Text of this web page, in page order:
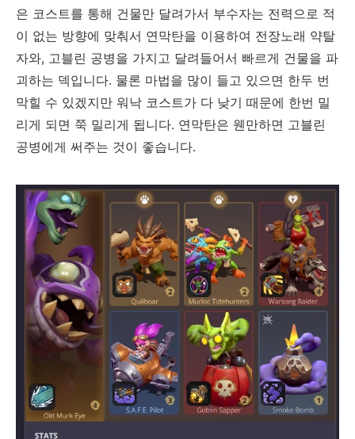
은 코스트를 통해 건물만 달려가서 부수자는 전력으로 적
이 없는 방향에 맞춰서 연막탄을 이용하여 전장노래 약탈
자와, 고블린 공병을 가지고 달려들어서 빠르게 건물을 파
괴하는 덱입니다. 물론 마법을 많이 들고 있으면 한두 번
막힐 수 있겠지만 워낙 코스트가 다 낮기 때문에 한번 밀
리게 되면 쭉 밀리게 됩니다. 연막탄은 웬만하면 고블린
공병에게 써주는 것이 좋습니다.